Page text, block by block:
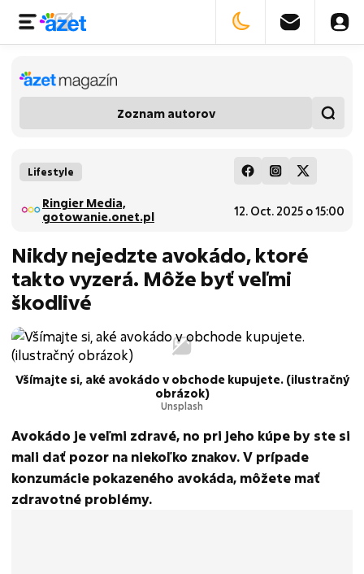
Zoznam autorov
Lifestyle
12. Oct. 2025 o 15:00
Ringier Media,
gotowanie.onet.pl
Nikdy nejedzte avokádo, ktoré
takto vyzerá. Môže byť veľmi
škodlivé
Všímajte si, aké avokádo v obchode kupujete. (ilustračný
obrázok)
Unsplash
Avokádo je veľmi zdravé, no pri jeho kúpe by ste si
mali dať pozor na niekoľko znakov. V prípade
konzumácie pokazeného avokáda, môžete mať
zdravotné problémy.